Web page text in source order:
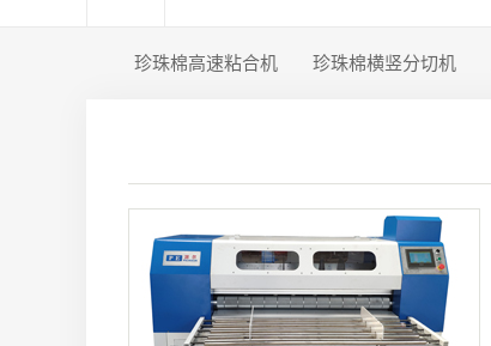
珍珠棉高速粘合机 珍珠棉横竖分切机